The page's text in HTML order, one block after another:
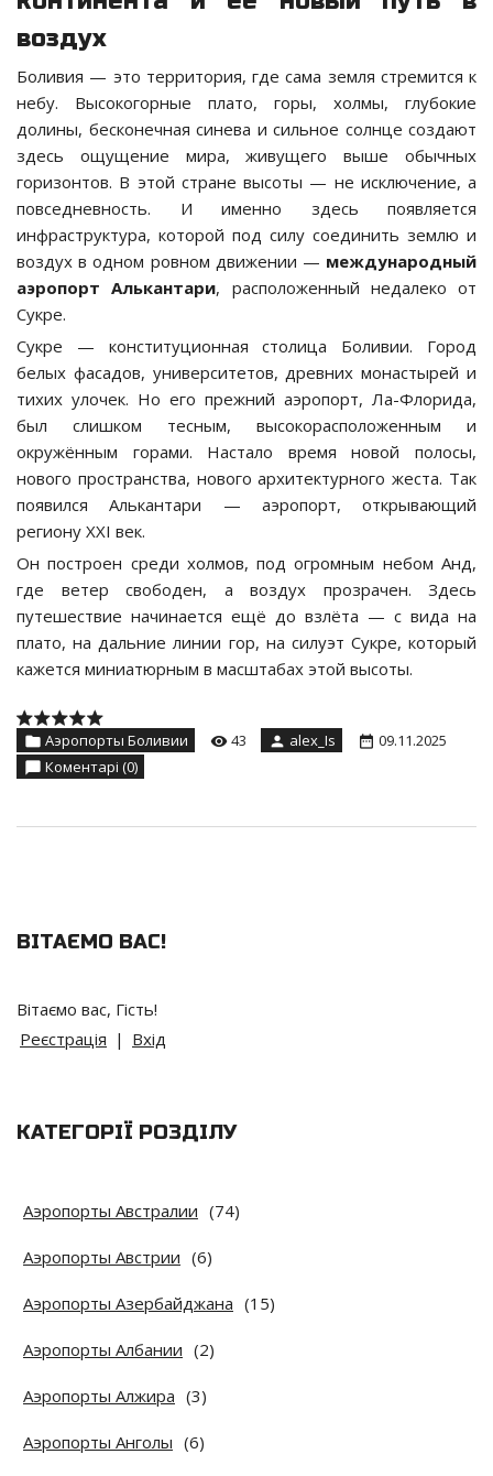
воздух
Боливия — это территория, где сама земля стремится к
небу. Высокогорные плато, горы, холмы, глубокие
долины, бесконечная синева и сильное солнце создают
здесь ощущение мира, живущего выше обычных
горизонтов. В этой стране высоты — не исключение, а
повседневность. И именно здесь появляется
инфраструктура, которой под силу соединить землю и
воздух в одном ровном движении — международный
аэропорт Алькантари, расположенный недалеко от
Сукре.
Сукре — конституционная столица Боливии. Город
белых фасадов, университетов, древних монастырей и
тихих улочек. Но его прежний аэропорт, Ла-Флорида,
был слишком тесным, высокорасположенным и
окружённым горами. Настало время новой полосы,
нового пространства, нового архитектурного жеста. Так
появился Алькантари — аэропорт, открывающий
региону XXI век.
Он построен среди холмов, под огромным небом Анд,
где ветер свободен, а воздух прозрачен. Здесь
путешествие начинается ещё до взлёта — с вида на
плато, на дальние линии гор, на силуэт Сукре, который
кажется миниатюрным в масштабах этой высоты.
Аэропорты Боливии 43 alex_Is
09.11.2025
Коментарі (0)
ВІТАЄМО ВАС!
Вітаємо вас, Гість!
Реєстрація | Вхід
КАТЕГОРІЇ РОЗДІЛУ
Аэропорты Австралии (74)
Аэропорты Австрии (6)
Аэропорты Азербайджана (15)
Аэропорты Албании (2)
Аэропорты Алжира (3)
Аэропорты Анголы (6)